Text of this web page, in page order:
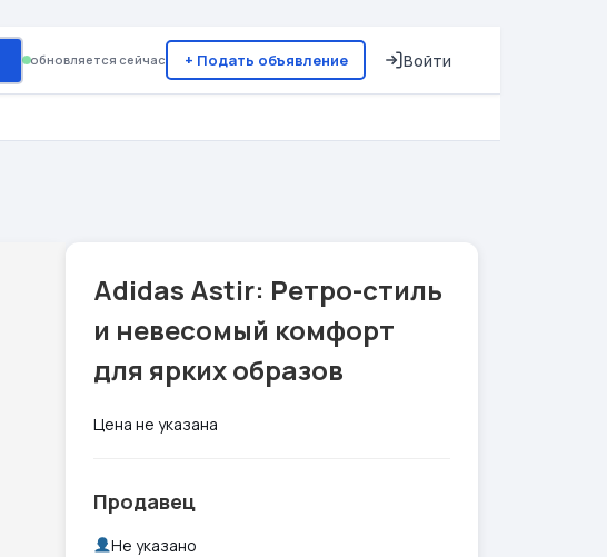
обновляется сейчас + Подать объявление Войти
Adidas Astir: Ретро-стиль
и невесомый комфорт
для ярких образов
Цена не указана
Продавец
Не указано